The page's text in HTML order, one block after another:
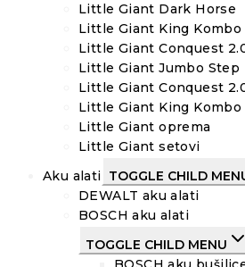
Little Giant Dark Horse
Little Giant King Kombo
Little Giant Conquest
Little Giant Jumbo Step
Little Giant Conquest
Little Giant King Kombo
Little Giant oprema
Little Giant setovi
Aku alati TOGGLE CHILD
DEWALT aku alati
BOSCH aku alati
TOGGLE CHILD MENU